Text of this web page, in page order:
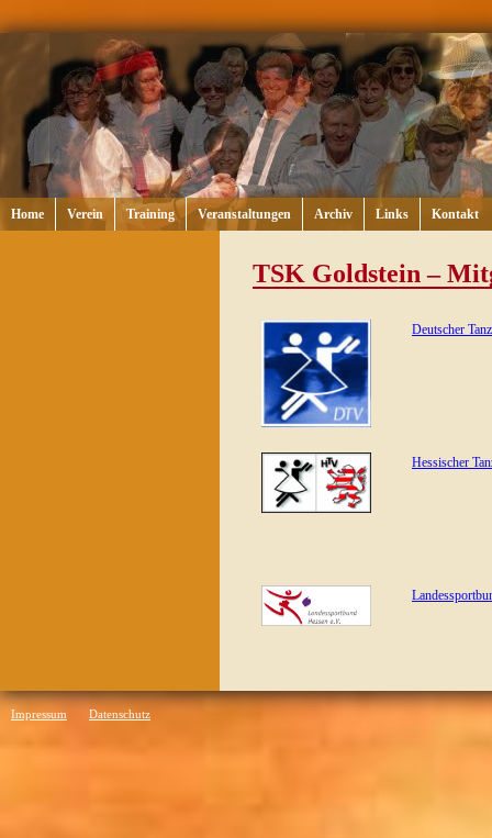
Home Verein Training Veranstaltungen Archiv Links Kontakt
TSK Goldstein –
Deutscher
Hessischer
Impressum Datenschutz